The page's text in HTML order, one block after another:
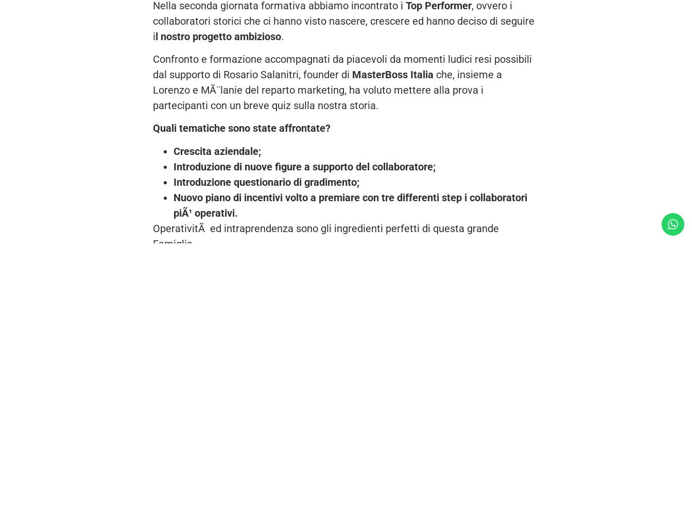
Nella seconda giornata formativa abbiamo incontrato i Top Performer, ovvero i
collaboratori storici che ci hanno visto nascere, crescere ed hanno deciso di seguire
il nostro progetto ambizioso.
Confronto e formazione accompagnati da piacevoli da momenti ludici resi possibili
dal supporto di Rosario Salanitri, founder di MasterBoss Italia che, insieme a
Lorenzo e MÃ¨lanie del reparto marketing, ha voluto mettere alla prova i
partecipanti con un breve quiz sulla nostra storia.
Quali tematiche sono state affrontate?
Crescita aziendale;
Introduzione di nuove figure a supporto del collaboratore;
Introduzione questionario di gradimento;
Nuovo piano di incentivi volto a premiare con tre differenti step i collaboratori
piÃ¹ operativi.
OperativitÃ ed intraprendenza sono gli ingredienti perfetti di questa grande
Famiglia.